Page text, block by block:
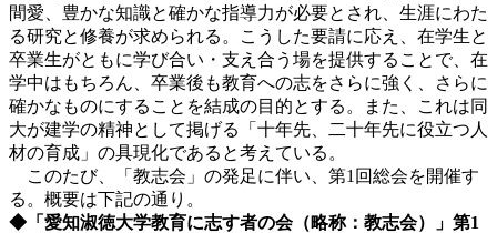
間愛、豊かな知識と確かな指導力が必要とされ、生涯にわた
る研究と修養が求められる。こうした要請に応え、在学生と
卒業生がともに学び合い・支え合う場を提供することで、在
学中はもちろん、卒業後も教育への志をさらに強く、さらに
確かなものにすることを結成の目的とする。また、これは同
大が建学の精神として掲げる「十年先、二十年先に役立つ人
材の育成」の具現化であると考えている。
このたび、「教志会」の発足に伴い、第1回総会を開催す
る。概要は下記の通り。
◆「愛知淑徳大学教育に志す者の会（略称：教志会）」第1